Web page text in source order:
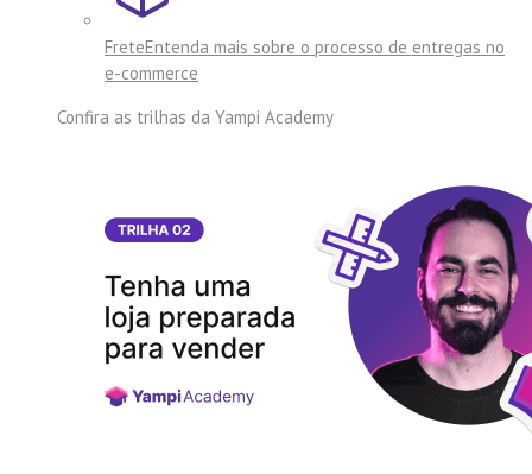
FreteEntenda mais sobre o processo de entregas no
e-commerce
Confira as trilhas da Yampi Academy